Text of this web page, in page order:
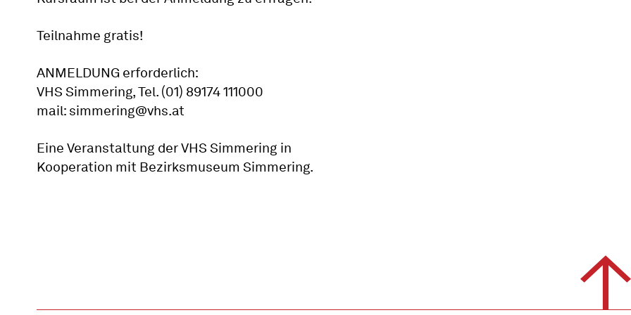
Teilnahme gratis!
ANMELDUNG erforderlich:
VHS Simmering, Tel. (01) 89174 111000
mail: simmering@vhs.at
Eine Veranstaltung der VHS Simmering in
Kooperation mit Bezirksmuseum Simmering.